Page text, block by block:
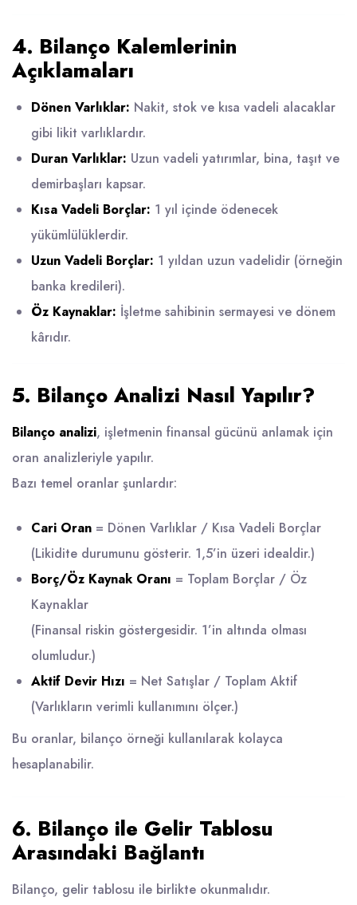
4. Bilanço Kalemlerinin
Açıklamaları
Dönen Varlıklar: Nakit, stok ve kısa vadeli alacaklar
gibi likit varlıklardır.
Duran Varlıklar: Uzun vadeli yatırımlar, bina, taşıt ve
demirbaşları kapsar.
Kısa Vadeli Borçlar: 1 yıl içinde ödenecek
yükümlülüklerdir.
Uzun Vadeli Borçlar: 1 yıldan uzun vadelidir (örneğin
banka kredileri).
Öz Kaynaklar: İşletme sahibinin sermayesi ve dönem
kârıdır.
5. Bilanço Analizi Nasıl Yapılır?
Bilanço analizi, işletmenin finansal gücünü anlamak için
oran analizleriyle yapılır.
Bazı temel oranlar şunlardır:
Cari Oran = Dönen Varlıklar / Kısa Vadeli Borçlar
(Likidite durumunu gösterir. 1,5’in üzeri idealdir.)
Borç/Öz Kaynak Oranı = Toplam Borçlar / Öz
Kaynaklar
(Finansal riskin göstergesidir. 1’in altında olması
olumludur.)
Aktif Devir Hızı = Net Satışlar / Toplam Aktif
(Varlıkların verimli kullanımını ölçer.)
Bu oranlar, bilanço örneği kullanılarak kolayca
hesaplanabilir.
6. Bilanço ile Gelir Tablosu
Arasındaki Bağlantı
Bilanço, gelir tablosu ile birlikte okunmalıdır.